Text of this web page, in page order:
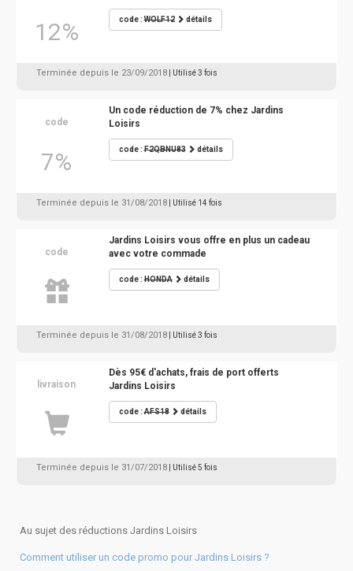
12% code :WOLF12 détails
Terminée depuis le 23/09/2018 | Utilisé 3 fois
code
7%
Un code réduction de 7% chez Jardins
Loisirs
code :F2QBNU83 détails
Terminée depuis le 31/08/2018 | Utilisé 14 fois
code
Jardins Loisirs vous offre en plus un cadeau
avec votre commade
code :HONDA détails
Terminée depuis le 31/08/2018 | Utilisé 3 fois
livraison
Dès 95€ d'achats, frais de port offerts
Jardins Loisirs
code :AFS18 détails
Terminée depuis le 31/07/2018 | Utilisé 5 fois
Au sujet des réductions Jardins Loisirs
Comment utiliser un code promo pour Jardins Loisirs ?